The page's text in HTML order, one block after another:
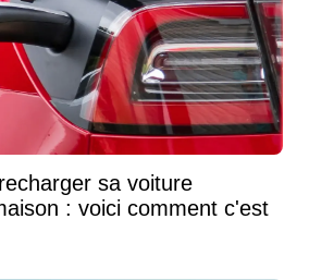
sa voiture
: voici comment c'est